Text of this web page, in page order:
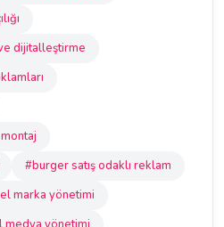
dijitalleştirme
#burger satış odaklı reklam
marka yönetimi